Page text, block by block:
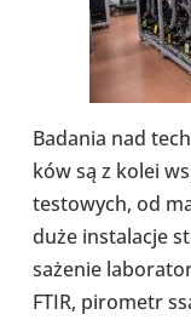
Badania nad
ków są z kolei
testo­wych, od
duże insta­la­cje
sa­że­nie
FTIR, piro­metr